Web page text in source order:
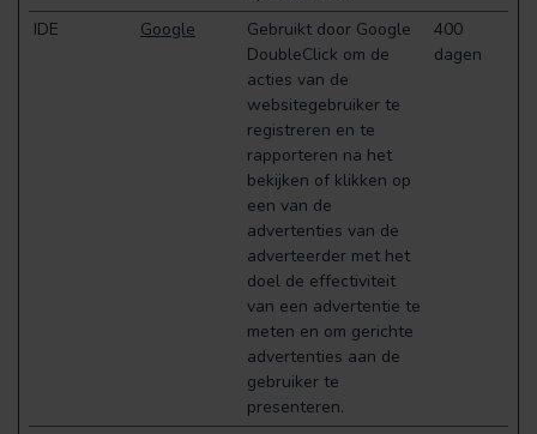
IDE Google
Gebruikt door Google
DoubleClick om de
acties van de
websitegebruiker te
registreren en te
rapporteren na het
bekijken of klikken op
een van de
advertenties van de
adverteerder met het
doel de effectiviteit
van een advertentie te
meten en om gerichte
advertenties aan de
gebruiker te
presenteren.
400
dagen